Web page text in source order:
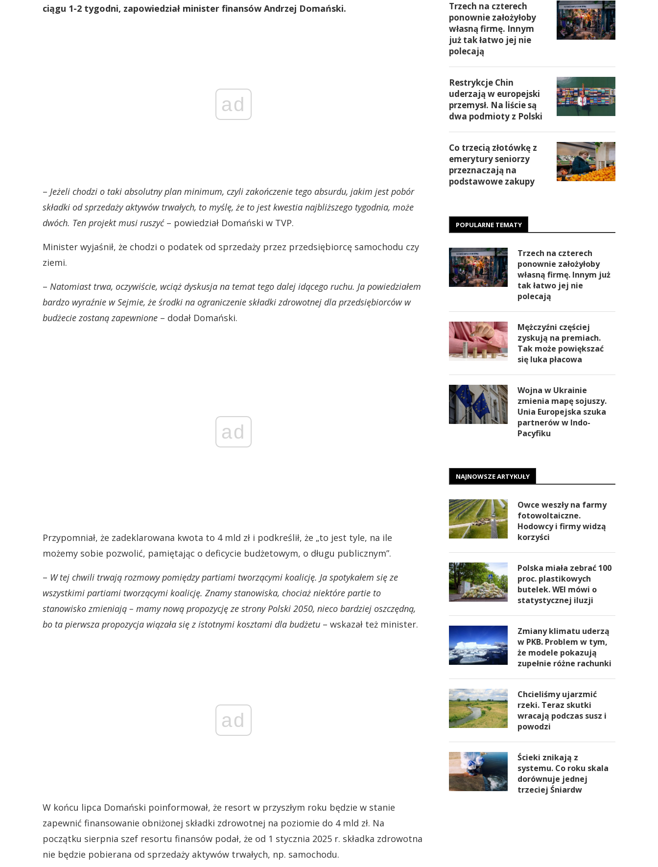
ciągu 1-2 tygodni, zapowiedział minister finansów Andrzej Domański.
ad
– Jeżeli chodzi o taki absolutny plan minimum, czyli zakończenie tego absurdu, jakim jest pobór
składki od sprzedaży aktywów trwałych, to myślę, że to jest kwestia najbliższego tygodnia, może
dwóch. Ten projekt musi ruszyć– powiedział Domański w TVP.
Minister wyjaśnił, że chodzi o podatek od sprzedaży przez przedsiębiorcę samochodu czy
ziemi.
– Natomiast trwa, oczywiście, wciąż dyskusja na temat tego dalej idącego ruchu. Ja powiedziałem
bardzo wyraźnie w Sejmie, że środki na ograniczenie składki zdrowotnej dla przedsiębiorców w
budżecie zostaną zapewnione – dodał Domański.
ad
Przypomniał, że zadeklarowana kwota to 4 mld zł i podkreślił, że „to jest tyle, na ile
możemy sobie pozwolić, pamiętając o deficycie budżetowym, o długu publicznym”.
– W tej chwili trwają rozmowy pomiędzy partiami tworzącymi koalicję. Ja spotykałem się ze
wszystkimi partiami tworzącymi koalicję. Znamy stanowiska, chociaż niektóre partie to
stanowisko zmieniają – mamy nową propozycję ze strony Polski 2050, nieco bardziej oszczędną,
bo ta pierwsza propozycja wiązała się z istotnymi kosztami dla budżetu – wskazał też minister.
ad
W końcu lipca Domański poinformował, że resort w przyszłym roku będzie w stanie
zapewnić finansowanie obniżonej składki zdrowotnej na poziomie do 4 mld zł. Na
początku sierpnia szef resortu finansów podał, że od 1 stycznia 2025 r. składka zdrowotna
nie będzie pobierana od sprzedaży aktywów trwałych, np. samochodu.
Trzech na czterech
ponownie założyłoby
własną firmę. Innym
już tak łatwo jej nie
polecają
Restrykcje Chin
uderzają w europejski
przemysł. Na liście są
dwa podmioty z Polski
Co trzecią złotówkę z
emerytury seniorzy
przeznaczają na
podstawowe zakupy
POPULARNE TEMATY
Trzech na czterech
ponownie założyłoby
własną firmę. Innym już
tak łatwo jej nie
polecają
Mężczyźni częściej
zyskują na premiach.
Tak może powiększać
się luka płacowa
Wojna w Ukrainie
zmienia mapę sojuszy.
Unia Europejska szuka
partnerów w Indo-
Pacyfiku
NAJNOWSZE ARTYKUŁY
Owce weszły na farmy
fotowoltaiczne.
Hodowcy i firmy widzą
korzyści
Polska miała zebrać 100
proc. plastikowych
butelek. WEI mówi o
statystycznej iluzji
Zmiany klimatu uderzą
w PKB. Problem w tym,
że modele pokazują
zupełnie różne rachunki
Chcieliśmy ujarzmić
rzeki. Teraz skutki
wracają podczas susz i
powodzi
Ścieki znikają z
systemu. Co roku skala
dorównuje jednej
trzeciej Śniardw